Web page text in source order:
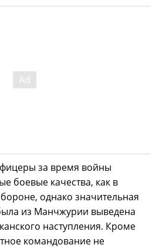
за время войны
боевые качества, как в
однако значительная
из Манчжурии выведена
наступления. Кроме
командование не